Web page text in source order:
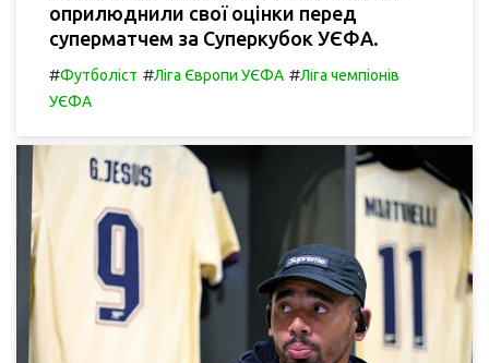
оприлюднили свої оцінки перед
суперматчем за Суперкубок УЄФА.
#Футболіст #Ліга Європи УЄФА #Ліга чемпіонів
УЄФА